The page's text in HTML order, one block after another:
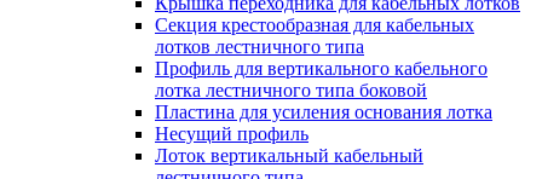
Секция крестообразная для кабельных
лотков лестничного типа
Профиль для вертикального кабельного
лотка лестничного типа боковой
Пластина для усиления основания лотка
Несущий профиль
Лоток вертикальный кабельный